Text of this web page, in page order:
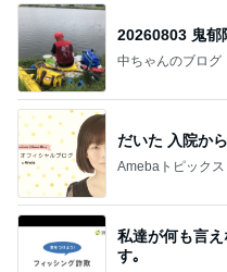
中ちゃんのブログ
だいた 入院か
Amebaトピックス
私達が何も言
す｡